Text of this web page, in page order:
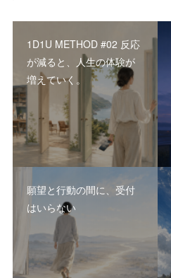
1D1U METHOD #02 反応
が減ると、人生の体験が
増えていく。
願望と行動の間に、受付
はいらない